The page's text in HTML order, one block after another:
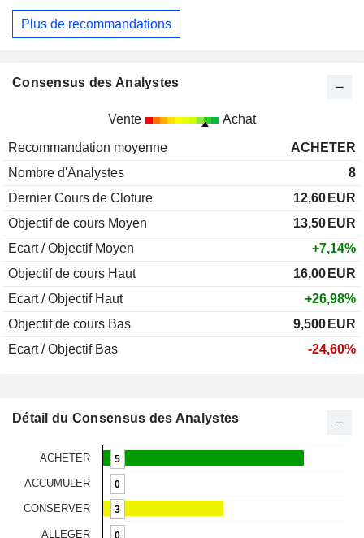
Plus de recommandations
Consensus des Analystes
Vente Achat
Recommandation moyenne
ACHETER
Nombre d'Analystes
8
Dernier Cours de Cloture
12,60 EUR
Objectif de cours Moyen
13,50 EUR
Ecart / Objectif Moyen
+7,14%
Objectif de cours Haut
16,00 EUR
Ecart / Objectif Haut
+26,98%
Objectif de cours Bas
9,500 EUR
Ecart / Objectif Bas
-24,60%
Détail du Consensus des Analystes